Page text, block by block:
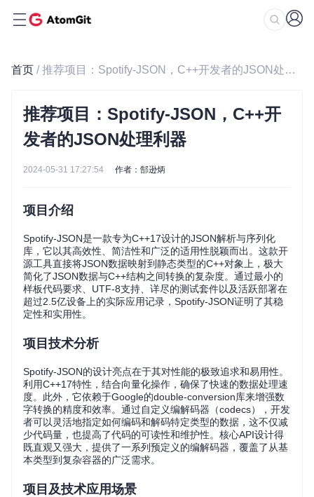
首页 / 推荐项目：Spotify-JSON，C++开发者的JSON处理利器
推荐项目：Spotify-JSON，C++开
发者的JSON处理利器
2024-05-31 17:27:54 作者：郜逊炳
项目介绍
Spotify-JSON是一款专为C++17设计的JSON解析与序列化
库，它以其高效性、简洁性和广泛的适用性脱颖而出。这款开
源工具直接将JSON数据映射到静态类型的C++对象上，极大
简化了JSON数据与C++结构之间转换的复杂度。通过最小的
样板代码要求、UTF-8支持、详尽的测试套件以及活跃部署在
超过2.5亿设备上的实际应用记录，Spotify-JSON证明了其稳
定性和实用性。
项目技术分析
Spotify-JSON的设计亮点在于其对性能的极致追求和易用性。
利用C++17特性，结合向量化操作，确保了快速的数据处理速
度。此外，它依赖于Google的double-conversion库来增强数
字转换的精度和效率。通过自定义编解码器（codecs），开发
者可以灵活地指定如何编码和解码特定类型的数据，这不仅减
少代码量，也提高了代码的可读性和维护性。核心API设计得
既直观又强大，提供了一系列预定义的编解码器，覆盖了从基
本类型到复杂容器的广泛需求。
项目及技术应用场景